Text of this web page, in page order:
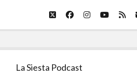
twitterfacebookinstagram
youtube
rss
Sidebar
La Siesta Podcast